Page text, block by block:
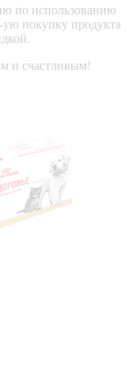
по использованию
покупку продукта
и счастливым!